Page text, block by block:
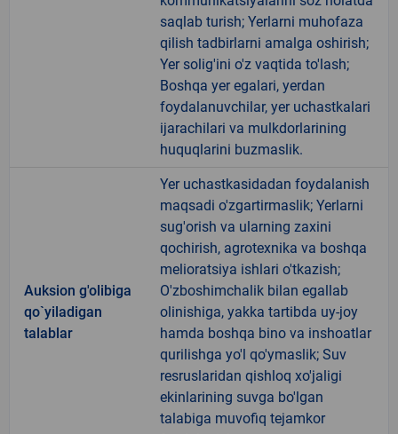
saqlab turish; Yerlarni muhofaza
qilish tadbirlarni amalga oshirish;
Yer solig'ini o'z vaqtida to'lash;
Boshqa yer egalari, yerdan
foydalanuvchilar, yer uchastkalari
ijarachilari va mulkdorlarining
huquqlarini buzmaslik.
Auksion g'olibiga
qo`yiladigan
talablar
Yer uchastkasidadan foydalanish
maqsadi o'zgartirmaslik; Yerlarni
sug'orish va ularning zaxini
qochirish, agrotexnika va boshqa
melioratsiya ishlari o'tkazish;
O'zboshimchalik bilan egallab
olinishiga, yakka tartibda uy-joy
hamda boshqa bino va inshoatlar
qurilishga yo'l qo'ymaslik; Suv
resruslaridan qishloq xo'jaligi
ekinlarining suvga bo'lgan
talabiga muvofiq tejamkor